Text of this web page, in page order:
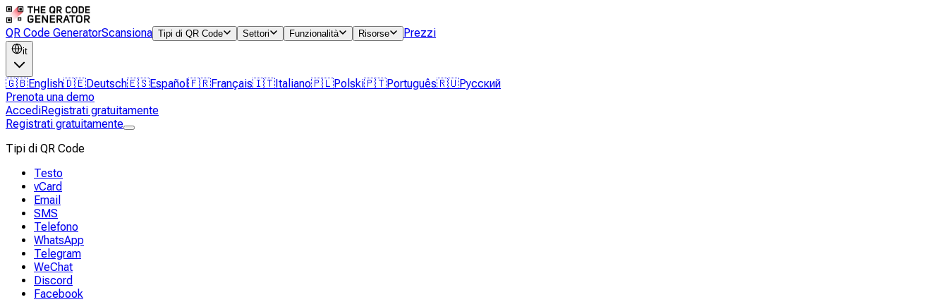
QR Code GeneratorScansiona Tipi di QR Code Settori Funzionalità Risorse Prezzi
it
🇬🇧English🇩🇪Deutsch🇪🇸Español 🇫🇷Français🇮🇹Italiano🇵🇱Polski🇵🇹Português🇷🇺Русский
Prenota una demo
AccediRegistrati gratuitamente
Registrati gratuitamente
Tipi di QR Code
Testo
vCard
Email
SMS
Telefono
WhatsApp
Telegram
WeChat
Discord
Facebook